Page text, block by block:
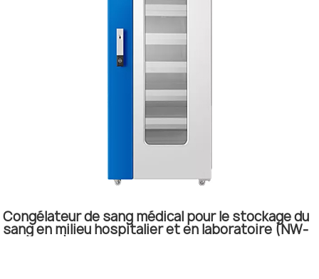
Congélateur de sang médical pour le stockage du
sang en milieu hospitalier et en laboratoire (NW-
HXC629T)